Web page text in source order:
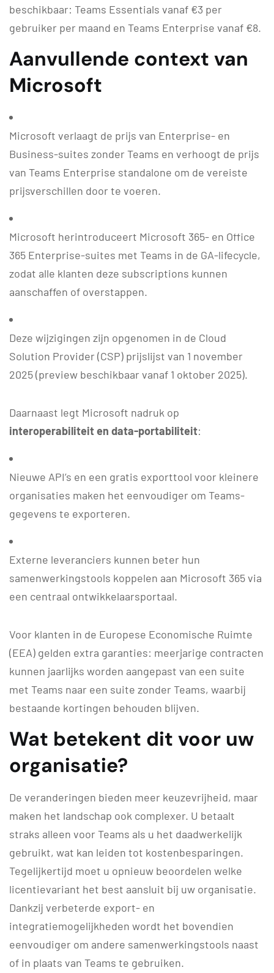
beschikbaar: Teams Essentials vanaf €3 per
gebruiker per maand en Teams Enterprise vanaf €8.
Aanvullende context van
Microsoft
Microsoft verlaagt de prijs van Enterprise- en
Business-suites zonder Teams en verhoogt de prijs
van Teams Enterprise standalone om de vereiste
prijsverschillen door te voeren.
Microsoft herintroduceert Microsoft 365- en Office
365 Enterprise-suites met Teams in de GA-lifecycle,
zodat alle klanten deze subscriptions kunnen
aanschaffen of overstappen.
Deze wijzigingen zijn opgenomen in de Cloud
Solution Provider (CSP) prijslijst van 1 november
2025 (preview beschikbaar vanaf 1 oktober 2025).
Daarnaast legt Microsoft nadruk op
interoperabiliteit en data-portabiliteit:
Nieuwe API’s en een gratis exporttool voor kleinere
organisaties maken het eenvoudiger om Teams-
gegevens te exporteren.
Externe leveranciers kunnen beter hun
samenwerkingstools koppelen aan Microsoft 365 via
een centraal ontwikkelaarsportaal.
Voor klanten in de Europese Economische Ruimte
(EEA) gelden extra garanties: meerjarige contracten
kunnen jaarlijks worden aangepast van een suite
met Teams naar een suite zonder Teams, waarbij
bestaande kortingen behouden blijven.
Wat betekent dit voor uw
organisatie?
De veranderingen bieden meer keuzevrijheid, maar
maken het landschap ook complexer. U betaalt
straks alleen voor Teams als u het daadwerkelijk
gebruikt, wat kan leiden tot kostenbesparingen.
Tegelijkertijd moet u opnieuw beoordelen welke
licentievariant het best aansluit bij uw organisatie.
Dankzij verbeterde export- en
integratiemogelijkheden wordt het bovendien
eenvoudiger om andere samenwerkingstools naast
of in plaats van Teams te gebruiken.